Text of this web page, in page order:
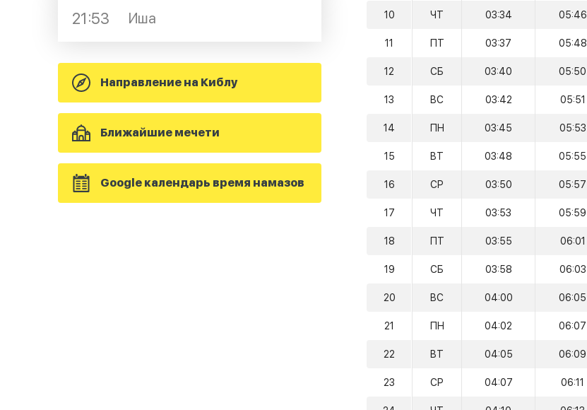
21:53 Иша
Направление на Киблу
Ближайшие мечети
Google календарь время намазов
10 ЧТ 03:34 05:46
11 ПТ 03:37 05:48
12 СБ 03:40 05:50
13 ВС 03:42 05:51
14 ПН 03:45 05:53
15 ВТ 03:48 05:55
16 СР 03:50 05:57
17 ЧТ 03:53 05:59
18 ПТ 03:55 06:01
19 СБ 03:58 06:03
20 ВС 04:00 06:05
21 ПН 04:02 06:07
22 ВТ 04:05 06:09
23 СР 04:07 06:11